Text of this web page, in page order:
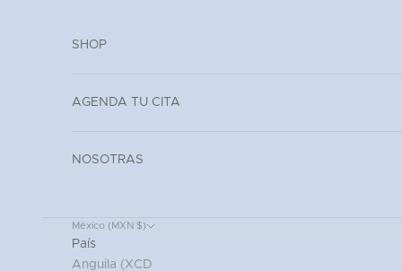
SHOP
AGENDA TU CITA
NOSOTRAS
México (MXN $)
País
Anguila (XCD